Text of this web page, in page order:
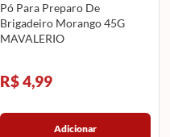
Pó Para Preparo De
Brigadeiro Morango 45G
MAVALERIO
R$ 4,99
Adicionar